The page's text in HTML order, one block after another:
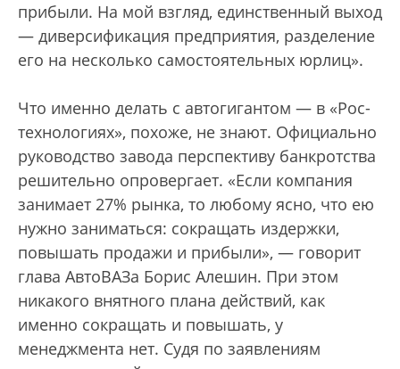
прибыли. На мой взгляд, единственный выход
— диверсификация предприятия, разделение
его на несколько самостоятельных юрлиц».
Что именно делать с автогигантом — в «Рос­
технологиях», похоже, не знают. Официально
руководство завода перспективу банкротства
решительно опровергает. «Если компания
занимает 27% рынка, то любому ясно, что ею
нужно заниматься: сокращать издержки,
повышать продажи и прибыли», — говорит
глава АвтоВАЗа Борис Алешин. При этом
никакого внятного плана действий, как
именно сокращать и повышать, у
менеджмента нет. Судя по заявлениям